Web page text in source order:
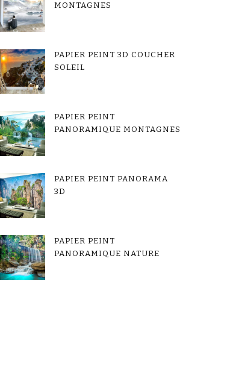
MONTAGNES
PAPIER PEINT 3D COUCHER
SOLEIL
PAPIER PEINT
PANORAMIQUE MONTAGNES
PAPIER PEINT PANORAMA
3D
PAPIER PEINT
PANORAMIQUE NATURE